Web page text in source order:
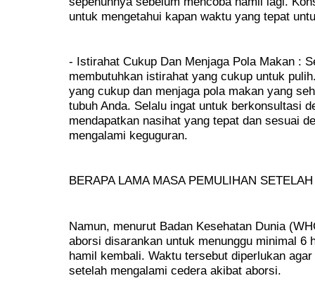
untuk mengetahui kapan waktu yang tepat
- Istirahat Cukup Dan Menjaga Pola Makan :
membutuhkan istirahat yang cukup untuk
yang cukup dan menjaga pola makan yang
tubuh Anda. Selalu ingat untuk berkonsultasi
mendapatkan nasihat yang tepat dan sesuai
mengalami keguguran.
BERAPA LAMA MASA PEMULIHAN
Namun, menurut Badan Kesehatan Dunia
aborsi disarankan untuk menunggu minimal 6
hamil kembali. Waktu tersebut diperlukan
setelah mengalami cedera akibat aborsi.